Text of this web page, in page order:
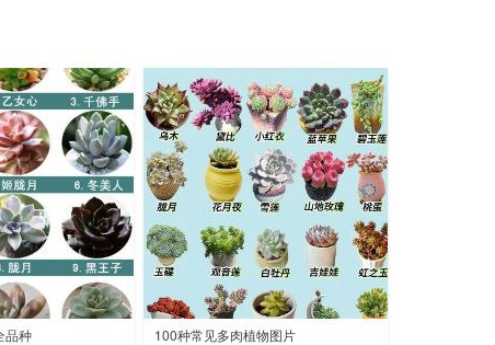
品种 100种常见多肉植物图片